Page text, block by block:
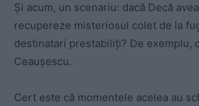
Şi acum, un scenariu: dacă Decă
recupereze misteriosul colet de la
destinatari prestabiliţi? De exemplu,
Ceauşescu.
Cert este că momentele acelea au